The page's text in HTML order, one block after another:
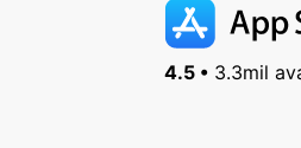
4.5 •3.3mil